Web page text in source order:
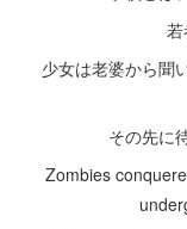
少女は老婆から聞
その先に
Zombies